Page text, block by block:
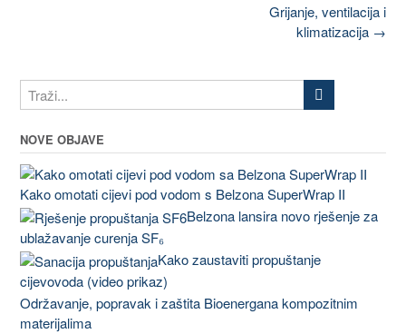
Grijanje, ventilacija i
klimatizacija →
NOVE OBJAVE
Kako omotati cijevi pod vodom s Belzona SuperWrap II
Belzona lansira novo rješenje za
ublažavanje curenja SF₆
Kako zaustaviti propuštanje
cijevovoda (video prikaz)
Održavanje, popravak i zaštita Bioenergana kompozitnim
materijalima